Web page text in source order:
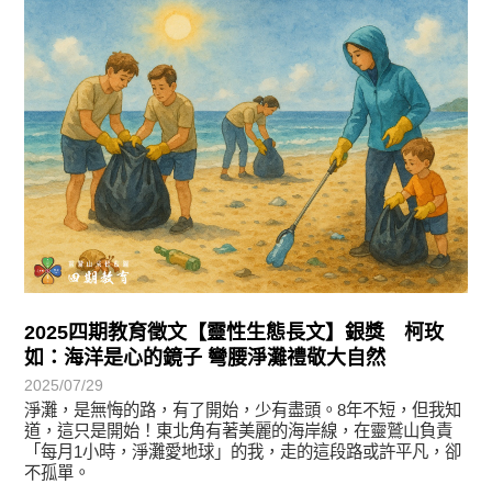
2025四期教育徵文【靈性生態長文】銀獎 柯玫
如：海洋是心的鏡子 彎腰淨灘禮敬大自然
2025/07/29
淨灘，是無悔的路，有了開始，少有盡頭。8年不短，但我知
道，這只是開始！東北角有著美麗的海岸線，在靈鷲山負責
「每月1小時，淨灘愛地球」的我，走的這段路或許平凡，卻
不孤單。
徵文賞析